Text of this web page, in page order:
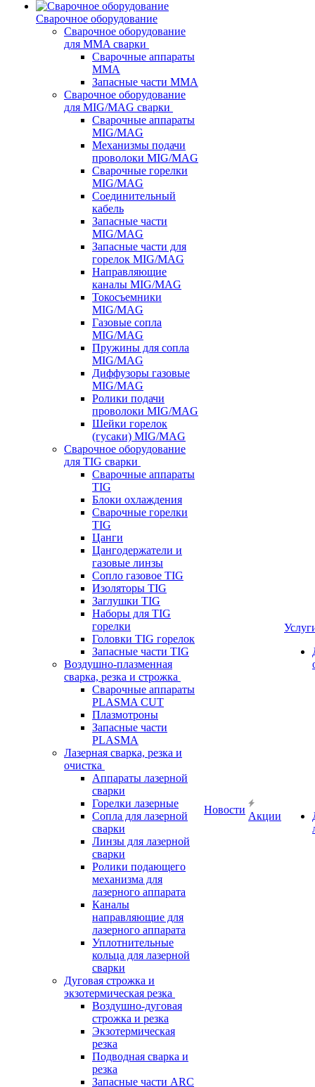
Сварочное оборудование
Сварочное оборудование
для MMA сварки
Сварочные аппараты
MMA
Запасные части MMA
Сварочное оборудование
для MIG/MAG сварки
Сварочные аппараты
MIG/MAG
Механизмы подачи
проволоки MIG/MAG
Сварочные горелки
MIG/MAG
Соединительный
кабель
Запасные части
MIG/MAG
Запасные части для
горелок MIG/MAG
Направляющие
каналы MIG/MAG
Токосъемники
MIG/MAG
Газовые сопла
MIG/MAG
Пружины для сопла
MIG/MAG
Диффузоры газовые
MIG/MAG
Ролики подачи
проволоки MIG/MAG
Шейки горелок
(гусаки) MIG/MAG
Сварочное оборудование
для TIG сварки
Сварочные аппараты
TIG
Блоки охлаждения
Сварочные горелки
TIG
Цанги
Цангодержатели и
газовые линзы
Сопло газовое TIG
Изоляторы TIG
Заглушки TIG
Наборы для TIG
горелки
Головки TIG горелок
Запасные части TIG
Воздушно-плазменная
сварка, резка и строжка
Сварочные аппараты
PLASMA CUT
Плазмотроны
Запасные части
PLASMA
Лазерная сварка, резка и
очистка
Аппараты лазерной
сварки
Горелки лазерные
Сопла для лазерной
сварки
Линзы для лазерной
сварки
Ролики подающего
механизма для
лазерного аппарата
Каналы
направляющие для
лазерного аппарата
Уплотнительные
кольца для лазерной
сварки
Дуговая строжка и
экзотермическая резка
Воздушно-дуговая
строжка и резка
Экзотермическая
резка
Подводная сварка и
резка
Запасные части ARC
Новости
Акции